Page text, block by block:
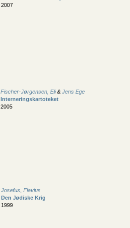
2007
Fischer-Jørgensen, Eli& Jens Ege
Interneringskartoteket
2005
Josefus, Flavius
Den Jødiske Krig
1999